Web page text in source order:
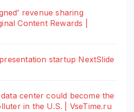
revenue sharing
Content Rewards |
startup NextSlide
center could become the
in the U.S. | VseTime.ru